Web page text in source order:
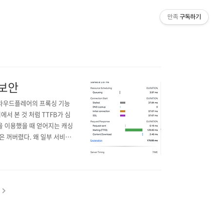
안
드플레어의 프록싱 기능
서 본 것 처럼 TTFB가 심
이용했을 때 얻어지는 캐싱
꺼버렸다. 왜 일부 서비스
만족 구독하기